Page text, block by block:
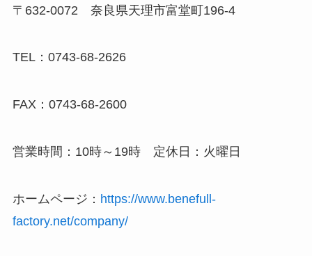
〒632-0072 奈良県天理市富堂町196-4
TEL：0743-68-2626
FAX：0743-68-2600
営業時間：10時～19時 定休日：火曜日
ホームページ： https://www.benefull-
factory.net/company/